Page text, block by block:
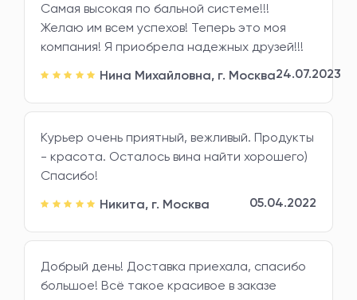
Самая высокая по бальной системе!!!
Желаю им всем успехов! Теперь это моя
компания! Я приобрела надежных друзей!!!
Нина Михайловна, г. Москва24.07.2023
Курьер очень приятный, вежливый. Продукты
- красота. Осталось вина найти хорошего)
Спасибо!
Никита, г. Москва 05.04.2022
Добрый день! Доставка приехала, спасибо
большое! Всё такое красивое в заказе